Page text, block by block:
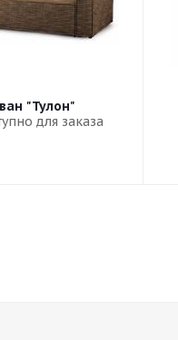
"Тулон"
для заказа